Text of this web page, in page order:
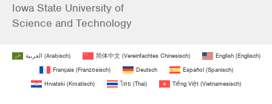
Iowa State University of
Science and Technology
العربية (Arabisch) 简体中文(Vereinfachtes Chinesisch) English(Englisch)
Français(Französisch) Deutsch Español(Spanisch)
Hrvatski (Kroatisch) ไทย (Thai) Tiếng Việt (Vietnamesisch)